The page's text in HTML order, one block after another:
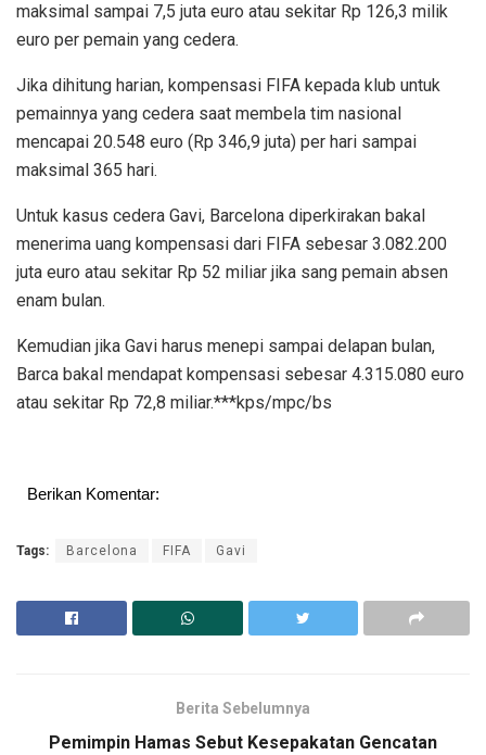
maksimal sampai 7,5 juta euro atau sekitar Rp 126,3 milik
euro per pemain yang cedera.
Jika dihitung harian, kompensasi FIFA kepada klub untuk
pemainnya yang cedera saat membela tim nasional
mencapai 20.548 euro (Rp 346,9 juta) per hari sampai
maksimal 365 hari.
Untuk kasus cedera Gavi, Barcelona diperkirakan bakal
menerima uang kompensasi dari FIFA sebesar 3.082.200
juta euro atau sekitar Rp 52 miliar jika sang pemain absen
enam bulan.
Kemudian jika Gavi harus menepi sampai delapan bulan,
Barca bakal mendapat kompensasi sebesar 4.315.080 euro
atau sekitar Rp 72,8 miliar.***kps/mpc/bs
Berikan Komentar:
Tags: Barcelona FIFA Gavi
Berita Sebelumnya
Pemimpin Hamas Sebut Kesepakatan Gencatan